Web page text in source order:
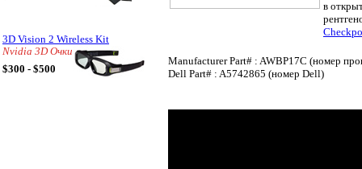
3D Vision 2 Wireless Kit
Nvidia 3D Очки
$300 - $500
в
Manufacturer Part# : AWBP17C (номер
Dell Part# : A5742865 (номер Dell)